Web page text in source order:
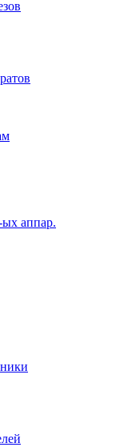
аппар.